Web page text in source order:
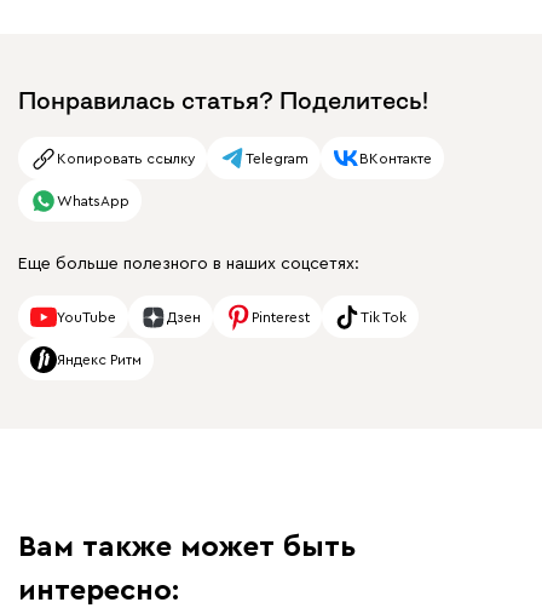
Понравилась статья? Поделитесь!
Копировать ссылку Telegram ВКонтакте
WhatsApp
Еще больше полезного в наших соцсетях:
YouTube Дзен Pinterest Tik Tok
Яндекс Ритм
Вам также может быть
интересно: